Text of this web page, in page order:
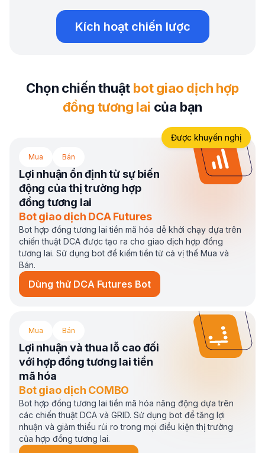
Kích hoạt chiến lược
Chọn chiến thuật bot giao dịch hợp
đồng tương lai của bạn
Mua Bán
Lợi nhuận ổn định từ sự biến
động của thị trường hợp
đồng tương lai
Bot giao dịch DCA Futures
Bot hợp đồng tương lai tiền mã hóa dễ khởi chạy dựa trên
chiến thuật DCA được tạo ra cho giao dịch hợp đồng
tương lai. Sử dụng bot để kiếm tiền từ cả vị thế Mua và
Bán.
Dùng thử DCA Futures Bot
Được khuyến nghị
Mua Bán
Lợi nhuận và thua lỗ cao đối
với hợp đồng tương lai tiền
mã hóa
Bot giao dịch COMBO
Bot hợp đồng tương lai tiền mã hóa năng động dựa trên
các chiến thuật DCA và GRID. Sử dụng bot để tăng lợi
nhuận và giảm thiểu rủi ro trong mọi điều kiện thị trường
của hợp đồng tương lai.